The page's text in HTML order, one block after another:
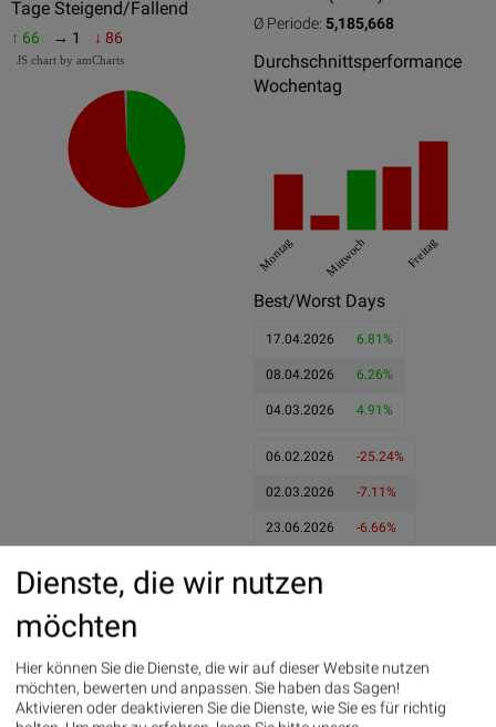
Tage Steigend/Fallend
↑ 66 → 1 ↓ 86
JS chart by amCharts
Ø Periode: 5,185,668
Durchschnittsperformance
Wochentag
Montag Mittwoch Freitag
Best/Worst Days
17.04.2026 6.81%
08.04.2026 6.26%
04.03.2026 4.91%
06.02.2026 -25.24%
02.03.2026 -7.11%
23.06.2026 -6.66%
Pics
finanzmarktmashup.at News
29.07.2026
Stellantis Aktie: 60 Milliarden Euro für Transformation
Dienste, die wir nutzen
möchten
Hier können Sie die Dienste, die wir auf dieser Website nutzen
möchten, bewerten und anpassen. Sie haben das Sagen!
Aktivieren oder deaktivieren Sie die Dienste, wie Sie es für richtig